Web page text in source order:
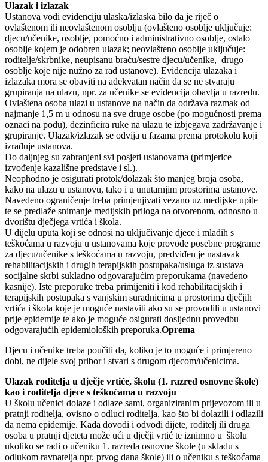
Ulazak i izlazak
Ustanova vodi evidenciju ulaska/izlaska bilo da je riječ o
ovlaštenom ili neovlaštenom osoblju (ovlašteno osoblje uključuje:
djecu/učenike, osoblje, pomoćno i administrativno osoblje, ostalo
osoblje kojem je odobren ulazak; neovlašteno osoblje uključuje:
roditelje/skrbnike, neupisanu braću/sestre djecu/učenike, drugo
osoblje koje nije nužno za rad ustanove). Evidencija ulazaka i
izlazaka mora se obaviti na adekvatan način da se ne stvaraju
grupiranja na ulazu, npr. za učenike se evidencija obavlja u razredu.
Ovlaštena osoba ulazi u ustanove na način da održava razmak od
najmanje 1,5 m u odnosu na sve druge osobe (po mogućnosti prema
oznaci na podu), dezinficira ruke na ulazu te izbjegava zadržavanje i
grupiranje. Ulazak/izlazak se odvija u fazama prema protokolu koji
izrađuje ustanova.
Do daljnjeg su zabranjeni svi posjeti ustanovama (primjerice
izvođenje kazališne predstave i sl.).
Neophodno je osigurati protok/dolazak što manjeg broja osoba,
kako na ulazu u ustanovu, tako i u unutarnjim prostorima ustanove.
Navedeno ograničenje treba primjenjivati vezano uz medijske upite
te se predlaže snimanje medijskih priloga na otvorenom, odnosno u
dvorištu dječjega vrtića i škola.
U dijelu uputa koji se odnosi na uključivanje djece i mladih s
teškoćama u razvoju u ustanovama koje provode posebne programe
za djecu/učenike s teškoćama u razvoju, predviđen je nastavak
rehabilitacijskih i drugih terapijskih postupaka/usluga iz sustava
socijalne skrbi sukladno odgovarajućim preporukama (navedeno
kasnije). Iste preporuke treba primijeniti i kod rehabilitacijskih i
terapijskih postupaka s vanjskim suradnicima u prostorima dječjih
vrtića i škola koje je moguće nastaviti ako su se provodili u ustanovi
prije epidemije te ako je moguće osigurati dosljednu provedbu
odgovarajućih epidemioloških preporuka.Oprema
Djecu i učenike treba poučiti da, koliko je to moguće i primjereno
dobi, ne dijele svoj pribor i stvari s drugom djecom/učenicima.
Ulazak roditelja u dječje vrtiće, školu (1. razred osnovne škole)
kao i roditelja djece s teškoćama u razvoju
U školu učenici dolaze i odlaze sami, organiziranim prijevozom ili u
pratnji roditelja, ovisno o odluci roditelja, kao što bi dolazili i odlazili
da nema epidemije. Kada dovodi i odvodi dijete, roditelj ili druga
osoba u pratnji djeteta može ući u dječji vrtić te iznimno u školu
ukoliko se radi o učeniku 1. razreda osnovne škole (u skladu s
odlukom ravnatelja npr. prvog dana škole) ili o učeniku s teškoćama